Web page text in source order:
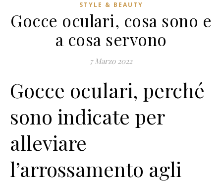
STYLE & BEAUTY
Gocce oculari, cosa sono e
a cosa servono
7 Marzo 2022
Gocce oculari, perché
sono ​indicate per
alleviare
l’arrossamento agli